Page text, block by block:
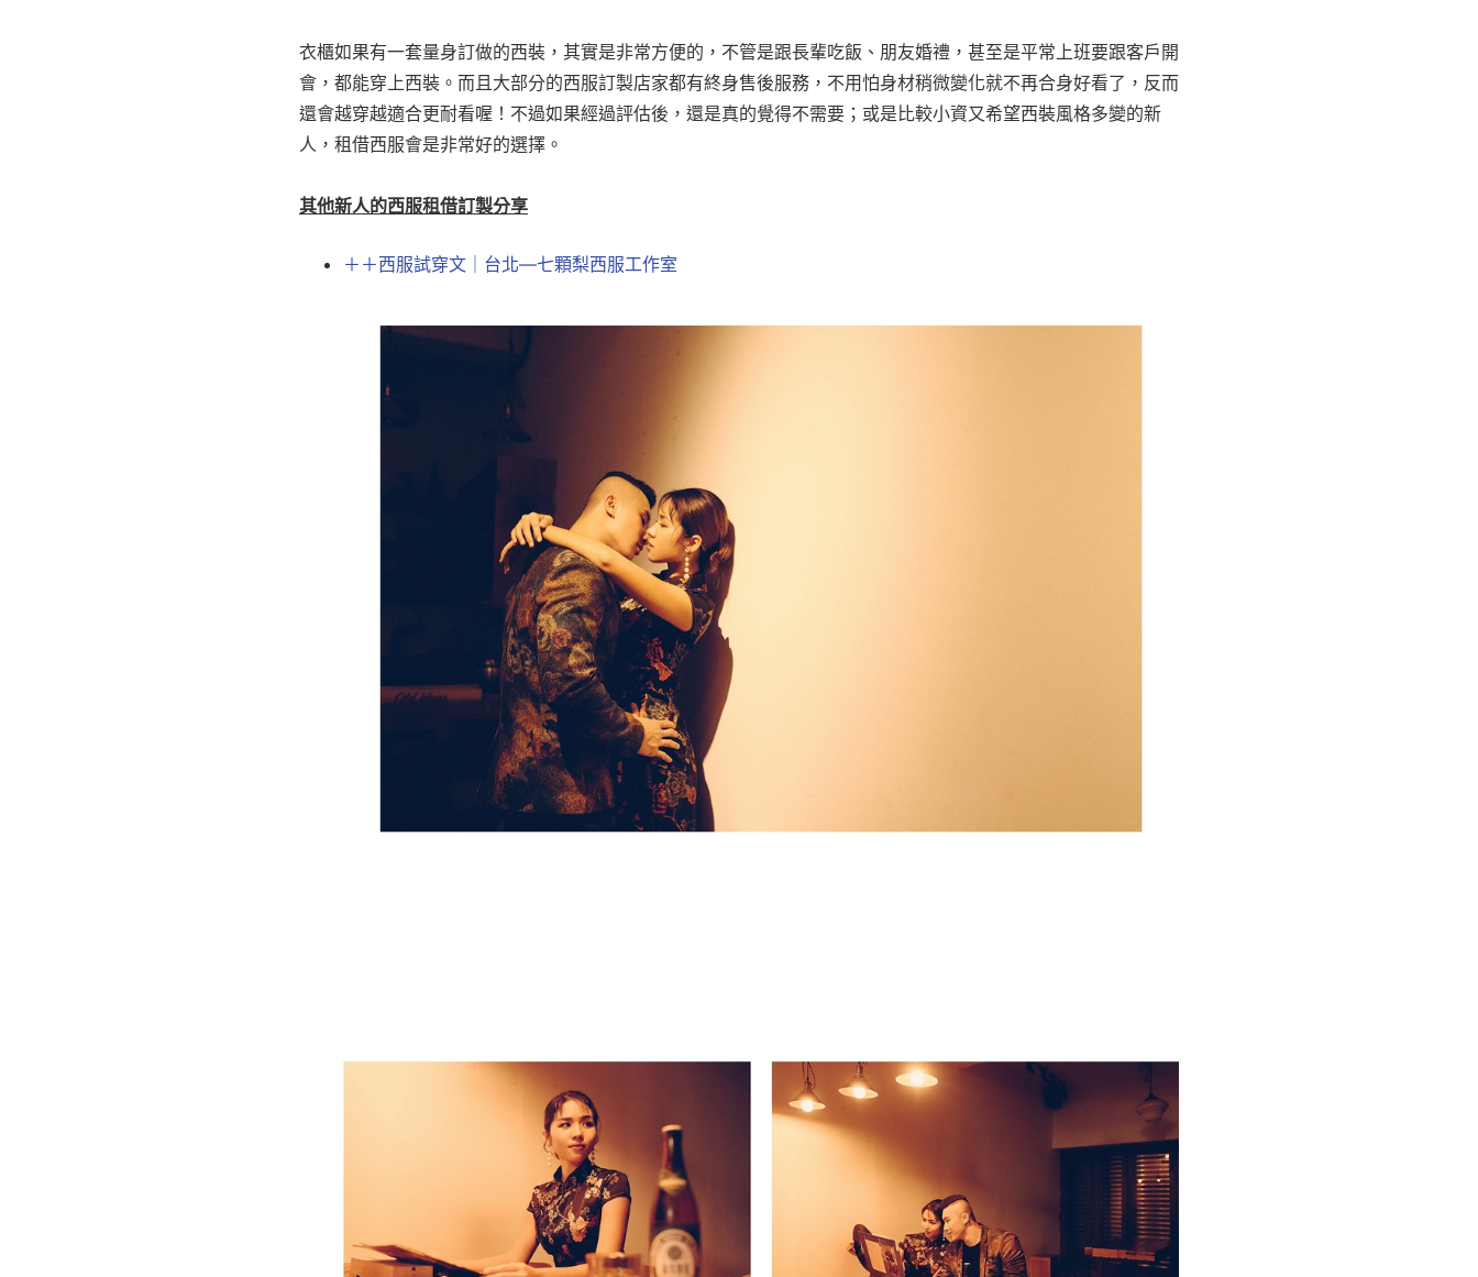
衣櫃如果有一套量身訂做的西裝，其實是非常方便的，不管是跟長輩吃飯、朋友婚禮，甚至是平常上班要跟客戶開
會，都能穿上西裝。而且大部分的西服訂製店家都有終身售後服務，不用怕身材稍微變化就不再合身好看了，反而
還會越穿越適合更耐看喔！不過如果經過評估後，還是真的覺得不需要；或是比較小資又希望西裝風格多變的新
人，租借西服會是非常好的選擇。
其他新人的西服租借訂製分享
＋＋西服試穿文｜台北—七顆梨西服工作室